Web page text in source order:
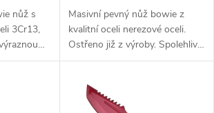
nůž s
3Cr13,
výbavě.
Masivní pevný nůž bowie z
kvalitní oceli nerezové oceli.
Ostřeno již z výroby. Spolehlivý
nástroj na dlouhé cesty. Pevné